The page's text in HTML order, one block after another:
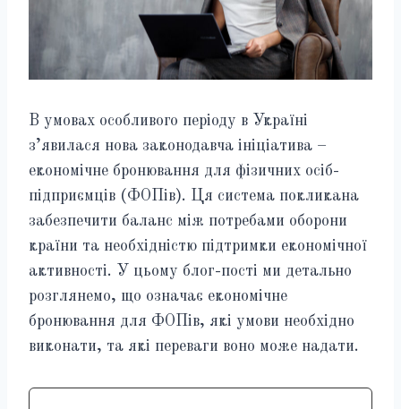
В умовах особливого періоду в Україні
з’явилася нова законодавча ініціатива –
економічне бронювання для фізичних осіб-
підприємців (ФОПів). Ця система покликана
забезпечити баланс між потребами оборони
країни та необхідністю підтримки економічної
активності. У цьому блог-пості ми детально
розглянемо, що означає економічне
бронювання для ФОПів, які умови необхідно
виконати, та які переваги воно може надати.